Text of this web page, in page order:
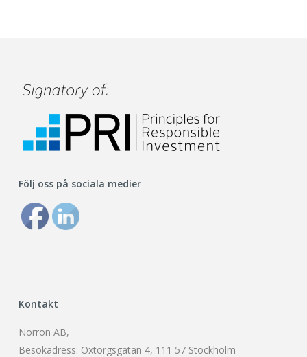
Följ oss på sociala medier
Kontakt
Norron AB,
Besökadress: Oxtorgsgatan 4, 111 57 Stockholm